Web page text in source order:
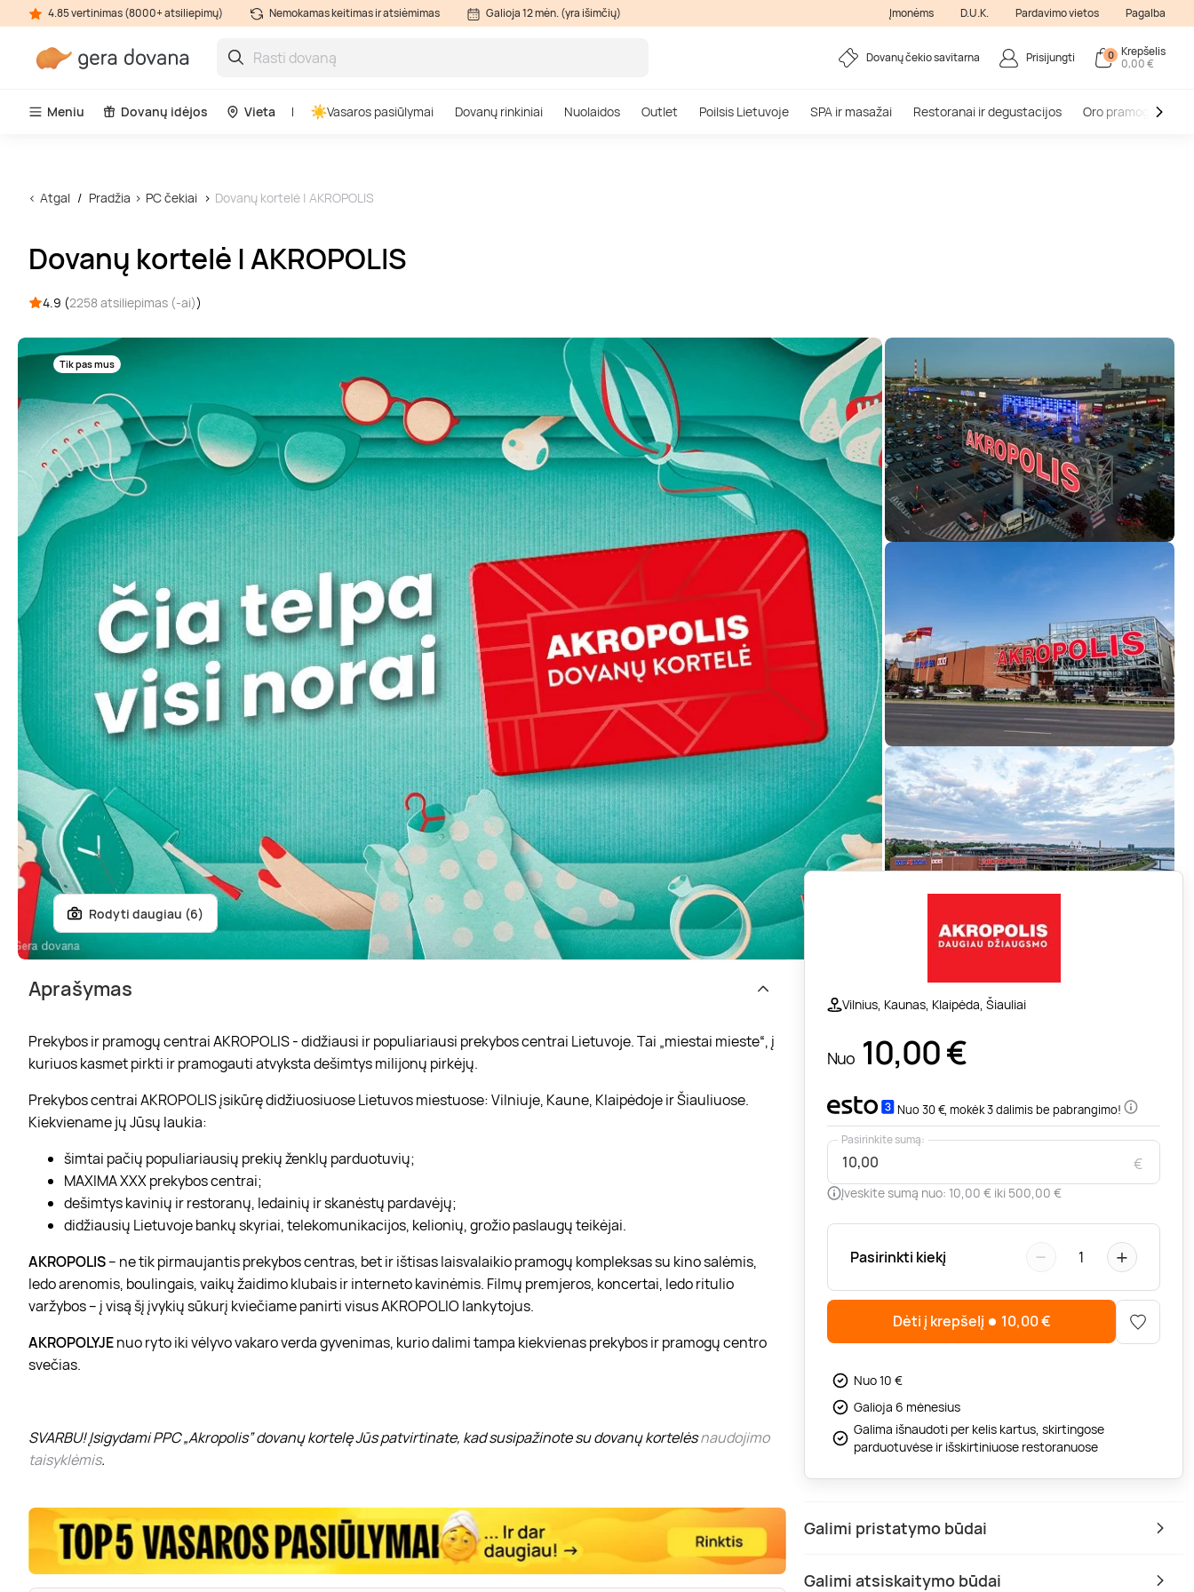
4.85 vertinimas (8000+ atsiliepimų) Nemokamas keitimas ir atsiėmimas Galioja 12 mėn. (yra išimčių) Įmonėms D.U.K. Pardavimo vietos Pagalba
Dovanų čekio savitarna Prisijungti 0 Krepšelis
0,00 €
Meniu Dovanų idėjos Vieta Vasaros pasiūlymai Dovanų rinkiniai Nuolaidos Outlet Poilsis Lietuvoje SPA ir masažai Restoranai ir degustacijos Oro pramogos
Atgal Pradžia PC čekiai Dovanų kortelė | AKROPOLIS
Dovanų kortelė | AKROPOLIS
4.9 (2258 atsiliepimas (-ai))
Tik pas mus
Rodyti daugiau (6)
Vilnius, Kaunas, Klaipėda, Šiauliai
Nuo 10,00€
Nuo 30 €, mokėk 3 dalimis be pabrangimo!
€
Pasirinkite sumą:
Įveskite sumą nuo: 10,00 € iki 500,00 €
Pasirinkti kiekį − 1 +
Dėti į krepšelį 10,00€
Nuo 10 €
Galioja 6 mėnesius
Galima išnaudoti per kelis kartus, skirtingose
parduotuvėse ir išskirtiniuose restoranuose
Galimi pristatymo būdai
Galimi atsiskaitymo būdai
Aprašymas
Prekybos ir pramogų centrai AKROPOLIS - didžiausi ir populiariausi prekybos centrai Lietuvoje. Tai „miestai mieste“, į
kuriuos kasmet pirkti ir pramogauti atvyksta dešimtys milijonų pirkėjų.
Prekybos centrai AKROPOLIS įsikūrę didžiuosiuose Lietuvos miestuose: Vilniuje, Kaune, Klaipėdoje ir Šiauliuose.
Kiekviename jų Jūsų laukia:
šimtai pačių populiariausių prekių ženklų parduotuvių;
MAXIMA XXX prekybos centrai;
dešimtys kavinių ir restoranų, ledainių ir skanėstų pardavėjų;
didžiausių Lietuvoje bankų skyriai, telekomunikacijos, kelionių, grožio paslaugų teikėjai.
AKROPOLIS– ne tik pirmaujantis prekybos centras, bet ir ištisas laisvalaikio pramogų kompleksas su kino salėmis,
ledo arenomis, boulingais, vaikų žaidimo klubais ir interneto kavinėmis. Filmų premjeros, koncertai, ledo ritulio
varžybos – į visą šį įvykių sūkurį kviečiame panirti visus AKROPOLIO lankytojus.
AKROPOLYJEnuo ryto iki vėlyvo vakaro verda gyvenimas, kurio dalimi tampa kiekvienas prekybos ir pramogų centro
svečias.
SVARBU! Įsigydami PPC „Akropolis” dovanų kortelę Jūs patvirtinate, kad susipažinote su dovanų kortelėsnaudojimo
taisyklėmis.